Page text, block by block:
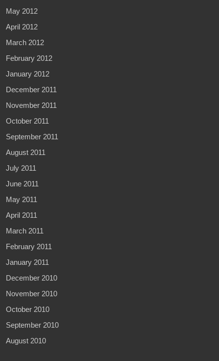
May 2012
April 2012
March 2012
February 2012
January 2012
December 2011
November 2011
October 2011
September 2011
August 2011
July 2011
June 2011
May 2011
April 2011
March 2011
February 2011
January 2011
December 2010
November 2010
October 2010
September 2010
August 2010